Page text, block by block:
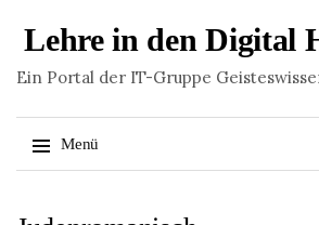
Lehre in den Digital
Ein Portal der IT-Gruppe
Menü